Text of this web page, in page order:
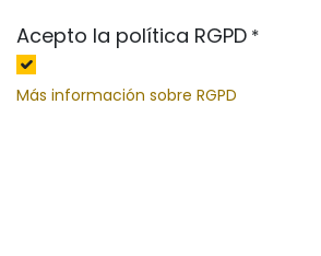
Acepto la política RGPD *
Más información sobre RGPD